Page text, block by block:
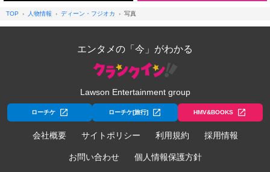
TOP 人物情報 ディーン・フジオカ 写真
エンタメの「今」がわかる
Lawson Entertainment group
ローチケ ローチケ[旅行] HMV&BOOKS
会社概要 サイトポリシー 利用規約 採用情報
お問い合わせ 個人情報保護方針